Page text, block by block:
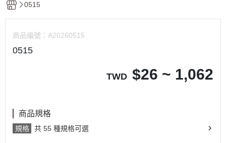
0515
商品編號： A20260515
0515
TWD $26 ~ 1,062
商品規格
規格 共 55 種規格可選